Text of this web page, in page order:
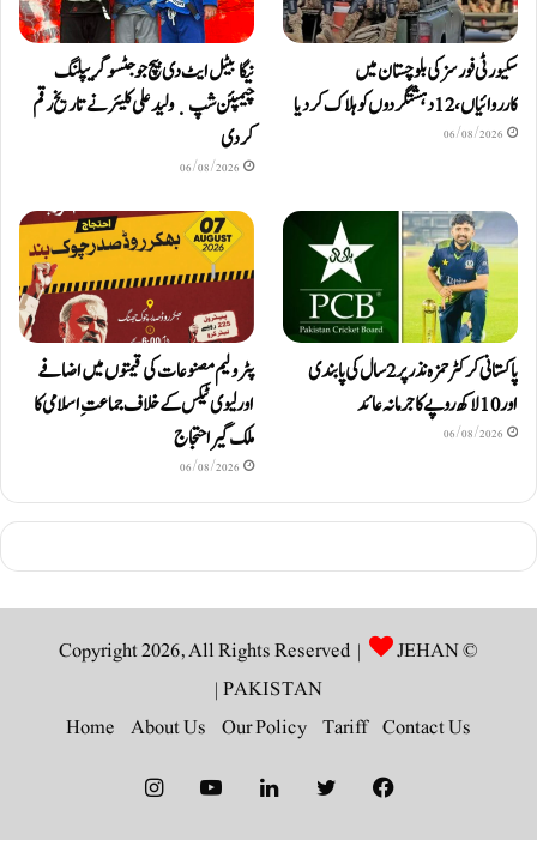
سکیورٹی فورسز کی بلوچستان میں
کارروائیاں، 12 دہشتگردوں کو ہلاک کردیا
06/08/2026
نیگا بیٹل ایٹ دی بیچ جوجٹسو گریپلنگ
چیمپئن شپ ٜ ولید علی کلیئر نے تاریخ رقم
کر دی
06/08/2026
پاکستانی کرکٹر حمزہ نذر پر 2 سال کی پابندی
اور 10 لاکھ روپےکا جرمانہ عائد
06/08/2026
پٹرولیم مصنوعات کی قیمتوں میں اضافے
اور لیوی ٹیکس کے خلاف جماعتِ اسلامی کا
ملک گیر احتجاج
06/08/2026
© Copyright 2026, All Rights Reserved |
JEHAN
PAKISTAN
|
Contact Us
Tariff
Our Policy
About Us
Home
Facebook
Twitter
LinkedIn
YouTube
Instagram